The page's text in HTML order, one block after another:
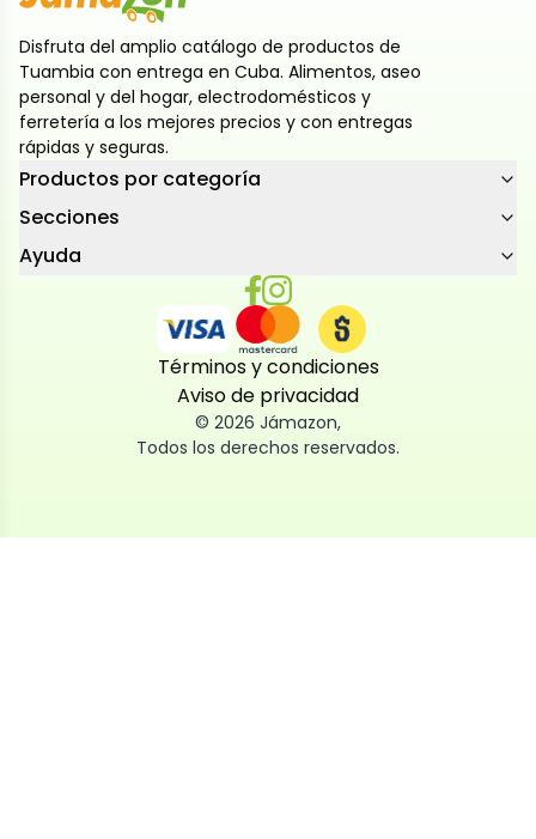
Disfruta del amplio catálogo de productos de
Tuambia con entrega en Cuba. Alimentos, aseo
personal y del hogar, electrodomésticos y
ferretería a los mejores precios y con entregas
rápidas y seguras.
Productos por categoría
Secciones
Ayuda
Términos y condiciones
Aviso de privacidad
© 2026 Jámazon,
Todos los derechos reservados.